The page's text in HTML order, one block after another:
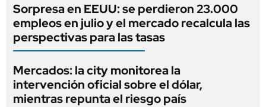
Sorpresa en EEUU: se perdieron 23.000
empleos en julio y el mercado recalcula las
perspectivas para las tasas
Mercados: la city monitorea la
intervención oficial sobre el dólar,
mientras repunta el riesgo país